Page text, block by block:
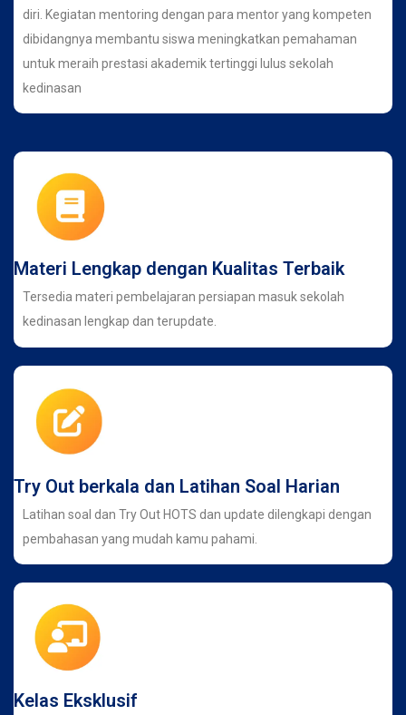
diri. Kegiatan mentoring dengan para mentor yang kompeten
dibidangnya membantu siswa meningkatkan pemahaman
untuk meraih prestasi akademik tertinggi lulus sekolah
kedinasan
Materi Lengkap dengan Kualitas Terbaik
Tersedia materi pembelajaran persiapan masuk sekolah
kedinasan lengkap dan terupdate.
Try Out berkala dan Latihan Soal Harian
Latihan soal dan Try Out HOTS dan update dilengkapi dengan
pembahasan yang mudah kamu pahami.
Kelas Eksklusif